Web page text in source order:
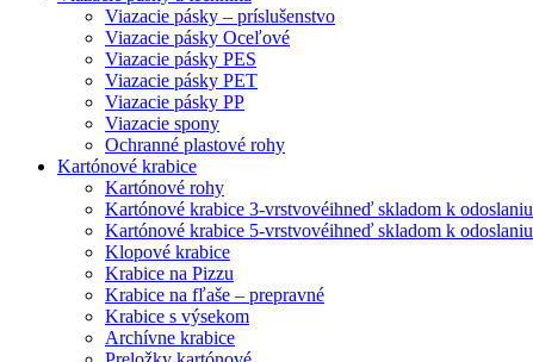
Viazacie pásky – príslušenstvo
Viazacie pásky Oceľové
Viazacie pásky PES
Viazacie pásky PET
Viazacie pásky PP
Viazacie spony
Ochranné plastové rohy
Kartónové krabice
Kartónové rohy
Kartónové krabice 3-vrstvovéihneď skladom k odoslaniu
Kartónové krabice 5-vrstvovéihneď skladom k odoslaniu
Klopové krabice
Krabice na Pizzu
Krabice na fľaše – prepravné
Krabice s výsekom
Archívne krabice